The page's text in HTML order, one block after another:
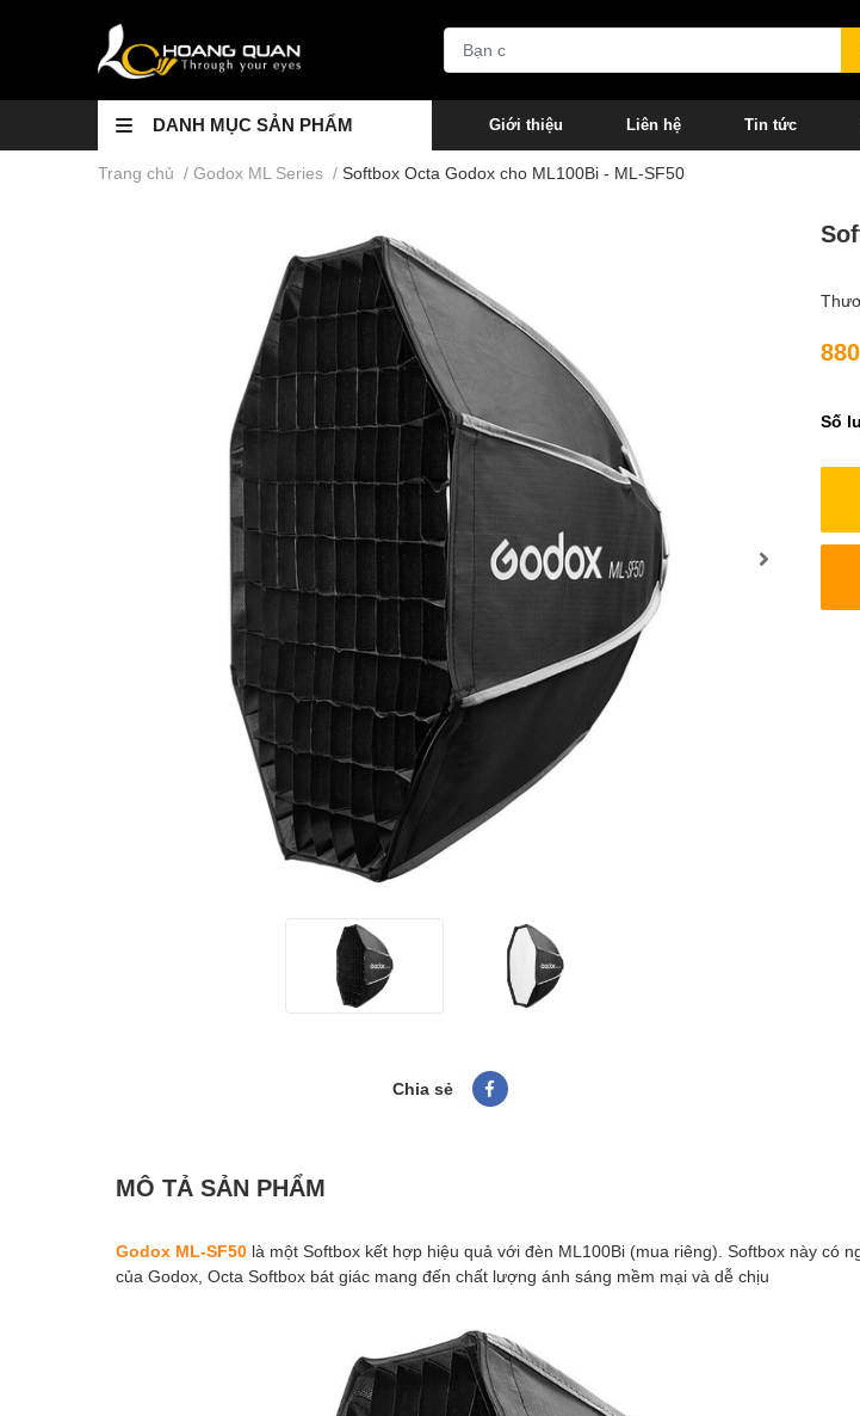
DANH MỤC SẢN PHẨM Giới thiệu Liên hệ Tin tức
Trang chủ / Godox ML Series / Softbox Octa Godox cho ML100Bi - ML-SF50
Chia sẻ
Số
MÔ TẢ SẢN PHẨM
Godox ML-SF50 là một Softbox kết hợp hiệu quả với đèn ML100Bi (mua riêng). Softbox này có
của Godox, Octa Softbox bát giác mang đến chất lượng ánh sáng mềm mại và dễ chịu